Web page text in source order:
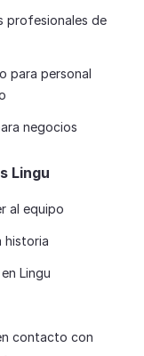
profesionales de
para personal
negocios
Lingu
al equipo
historia
Lingu
contacto con